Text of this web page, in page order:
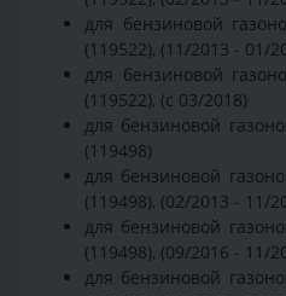
для бензиновой
(119522), (11/2013 - 01/
для бензиновой
(119522), (с 03/2018)
для бензиновой
(119498)
для бензиновой
(119498), (02/2013 - 11/
для бензиновой
(119498), (09/2016 - 11/
для бензиновой